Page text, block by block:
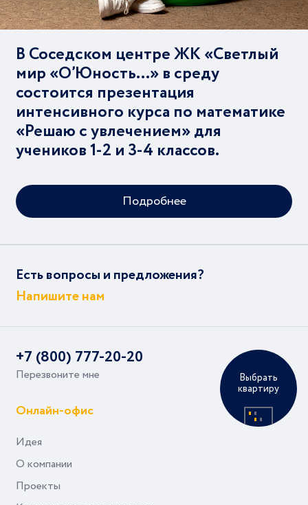
Выбрать
квартиру
В Соседском центре ЖК «Светлый
мир «О’Юность…» в среду
состоится презентация
интенсивного курса по математике
«Решаю с увлечением» для
учеников 1-2 и 3-4 классов.
Подробнее
Есть вопросы и предложения?
Напишите нам
+7 (800) 777-20-20
Перезвоните мне
Онлайн-офис
Идея
О компании
Проекты